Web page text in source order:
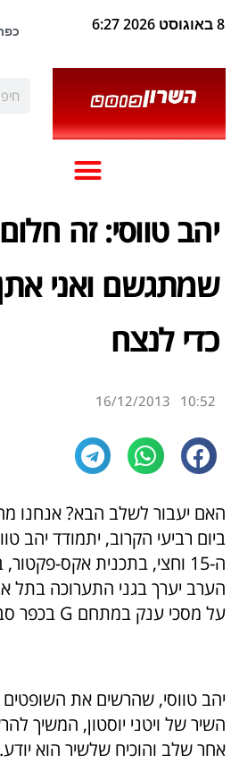
8 באוגוסט 2026 6:27
יהב טווסי: זה
שמתגשם ואני
כדי לנצח
10:52
16/12/2013
האם יעבור לשלב הבא? אנחנו
ביום רביעי הקרוב, יתמודד יהב
ה-15 וחצי, בתכנית אקס-
הערב יערך בגני התערוכה בתל
על מסכי ענק במתחם G בכפר סבא.
יהב טווסי, שהרשים את
השיר של ויטני יוסטון, המשיך
אחר שלב והוכיח שלשיר הוא יודע.